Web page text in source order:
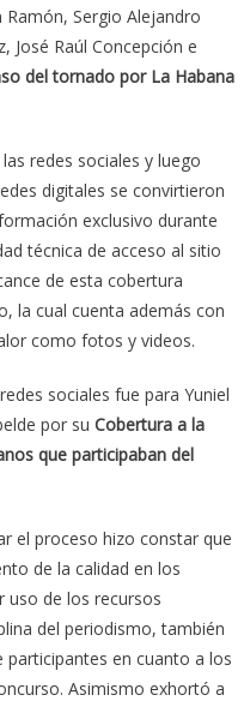
Sergio Alejandro
José Raúl Concepción e
del tornado por La Habana
redes sociales y luego
digitales se convirtieron
exclusivo durante
técnica de acceso al sitio
de esta cobertura
la cual cuenta además con
como fotos y videos.
sociales fue para Yuniel
por su Cobertura a la
que participaban del
el proceso hizo constar que
de la calidad en los
de los recursos
del periodismo, también
participantes en cuanto a los
Asimismo exhortó a